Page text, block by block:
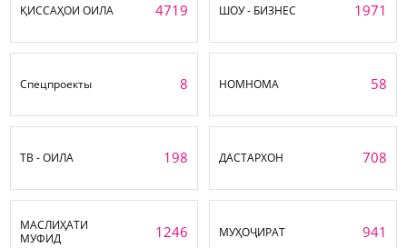
ҚИССАҲОИ ОИЛА 4719 ШОУ - БИЗНЕС 1971
Спецпроекты 8 НОМНОМА 58
ТВ - ОИЛА 198 ДАСТАРХОН 708
МАСЛИҲАТИ
МУФИД
1246 МУҲОҶИРАТ 941